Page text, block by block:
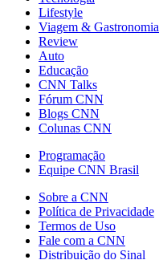
Lifestyle
Viagem & Gastronomia
Review
Auto
Educação
CNN Talks
Fórum CNN
Blogs CNN
Colunas CNN
Programação
Equipe CNN Brasil
Sobre a CNN
Política de Privacidade
Termos de Uso
Fale com a CNN
Distribuição do Sinal